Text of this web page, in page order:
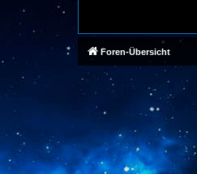
Foren-Übersicht